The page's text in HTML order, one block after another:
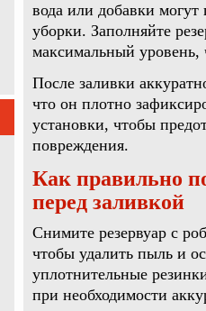
вода или добавки могут
уборки. Заполняйте
максимальный уровень,
После заливки
что он плотно
установки, чтобы
повреждения.
Как правильно
перед заливкой
Снимите резервуар с
чтобы удалить пыль и
уплотнительные
при необходимости